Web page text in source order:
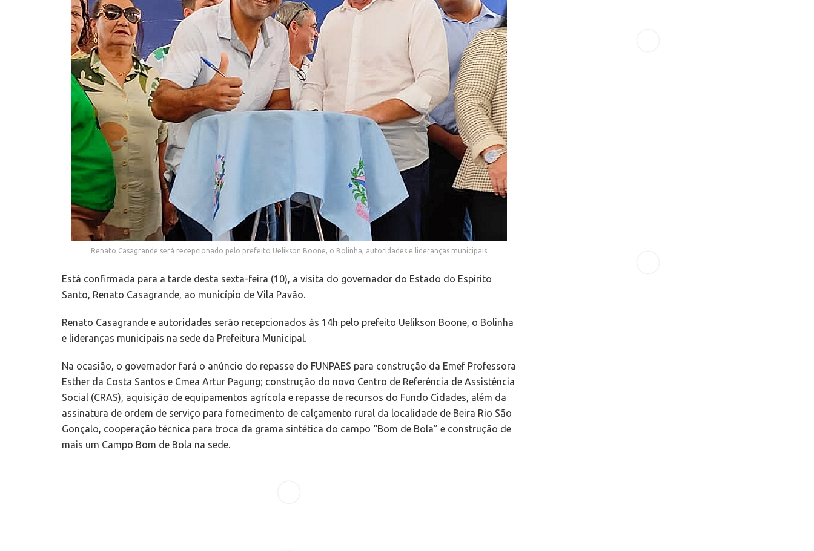
Renato Casagrande será recepcionado pelo prefeito Uelikson Boone, o Bolinha, autoridades e lideranças municipais
Está confirmada para a tarde desta sexta-feira (10), a visita do governador do Estado do Espírito
Santo, Renato Casagrande, ao município de Vila Pavão.
Renato Casagrande e autoridades serão recepcionados às 14h pelo prefeito Uelikson Boone, o Bolinha
e lideranças municipais na sede da Prefeitura Municipal.
Na ocasião, o governador fará o anúncio do repasse do FUNPAES para construção da Emef Professora
Esther da Costa Santos e Cmea Artur Pagung; construção do novo Centro de Referência de Assistência
Social (CRAS), aquisição de equipamentos agrícola e repasse de recursos do Fundo Cidades, além da
assinatura de ordem de serviço para fornecimento de calçamento rural da localidade de Beira Rio São
Gonçalo, cooperação técnica para troca da grama sintética do campo “Bom de Bola” e construção de
mais um Campo Bom de Bola na sede.